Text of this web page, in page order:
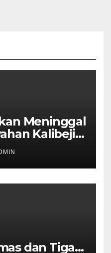
Meninggal
Kalibeji,
Ada
dan Tiga